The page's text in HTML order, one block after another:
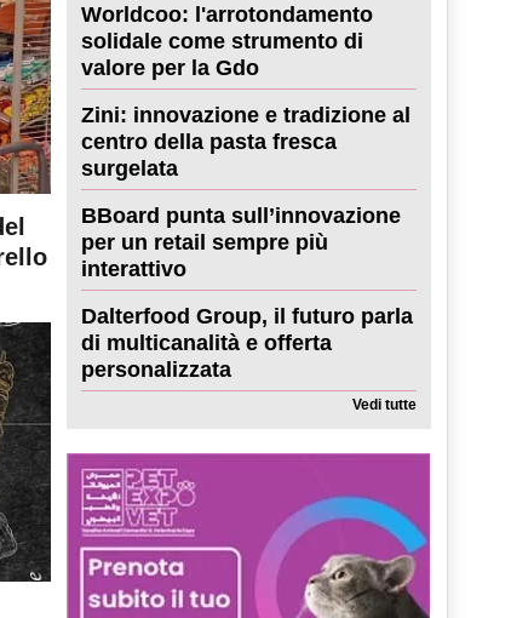
Worldcoo: l'arrotondamento
solidale come strumento di
valore per la Gdo
Zini: innovazione e tradizione al
centro della pasta fresca
surgelata
BBoard punta sull’innovazione
per un retail sempre più
interattivo
Dalterfood Group, il futuro parla
di multicanalità e offerta
personalizzata
Vedi tutte